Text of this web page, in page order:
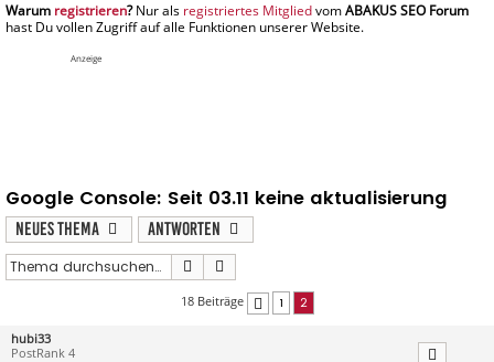
registrieren registriertes Mitglied
Anzeige
Google Console: Seit 03.11 keine aktualisierung
Neues Thema
Antworten
Suche
18 Beiträge Vorherige
1 2
hubi33
PostRank 4